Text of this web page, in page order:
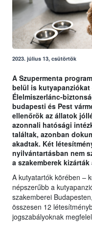
2023. július 13, csütörtök
A Szupermenta
belül is kutyapanziókat
Élelmiszerlánc-
budapesti és Pest
ellenőrök az állatok
azonnali hatósági
találtak, azonban
akadtak. Két
nyilvántartásban nem
a szakemberek
A kutyatartók körében –
népszerűbb a
szakemberei
összesen 12
jogszabályoknak